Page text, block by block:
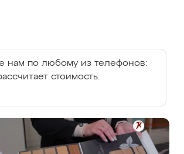
нам по любому из телефонов:
стоимость.